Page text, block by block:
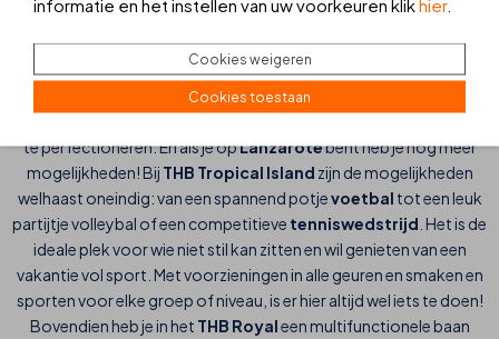
je kunt de sport die perfect voor jou is beoefenen.
THB El Cidmet een
te perfectioneren. En als je opLanzarotebent heb je nog meer
mogelijkheden! Bij THB Tropical Island zijn de mogelijkheden
welhaast oneindig: van een spannend potjevoetbal tot een leuk
partijtje volleybal of een competitieve tenniswedstrijd . Het is de
ideale plek voor wie niet stil kan zitten en wil genieten van een
vakantie vol sport. Met voorzieningen in alle geuren en smaken en
sporten voor elke groep of niveau, is er hier altijd wel iets te doen!
Bovendien heb je in het THB Royaleen multifunctionele baan
informatie en het instellen van uw voorkeuren klikhier.
Cookies weigeren
Cookies toestaan